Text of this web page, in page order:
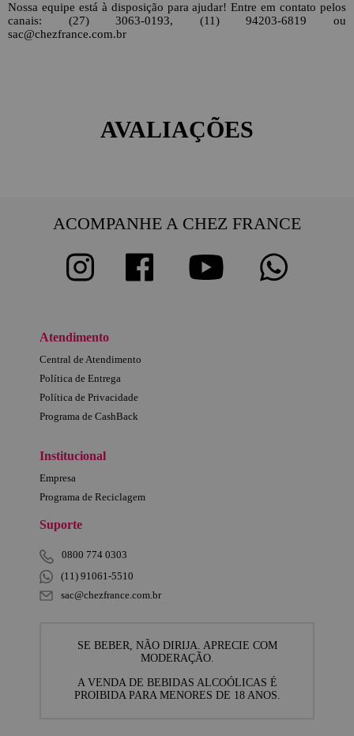
Nossa equipe está à disposição para ajudar! Entre em contato pelos
canais: (27) 3063-0193, (11) 94203-6819 ou
sac@chezfrance.com.br
AVALIAÇÕES
ACOMPANHE A CHEZ FRANCE
Atendimento
Central de Atendimento
Política de Entrega
Política de Privacidade
Programa de CashBack
Institucional
Empresa
Programa de Reciclagem
Suporte
0800 774 0303
(11) 91061-5510
sac@chezfrance.com.br
SE BEBER, NÃO DIRIJA. APRECIE COM
MODERAÇÃO.
A VENDA DE BEBIDAS ALCOÓLICAS É
PROIBIDA PARA MENORES DE 18 ANOS.